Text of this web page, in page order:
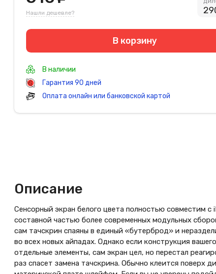
Нашли дешевле?
В корзину
В наличии
Гарантия 90 дней
Оплата онлайн или банковской картой
Описание
Сенсорный экран белого цвета полностью совместим с
составной частью более современных модульных
сам тачскрин спаяны в единый «бутерброд» и
во всех новых айпадах. Однако если конструкция
отдельные элементы, сам экран цел, но перестал
раз спасет замена тачскрина. Обычно клеится поверх